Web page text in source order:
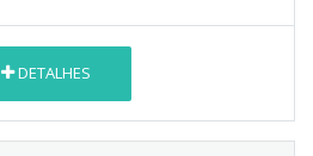
DETALHES